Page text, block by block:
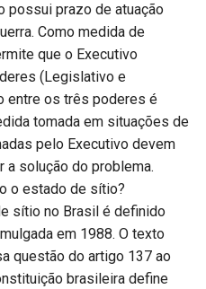
possui prazo de atuação
Como medida de
que o Executivo
(Legislativo e
entre os três poderes é
tomada em situações de
pelo Executivo devem
a solução do problema.
o estado de sítio?
sítio no Brasil é definido
em 1988. O texto
questão do artigo 137 ao
brasileira define